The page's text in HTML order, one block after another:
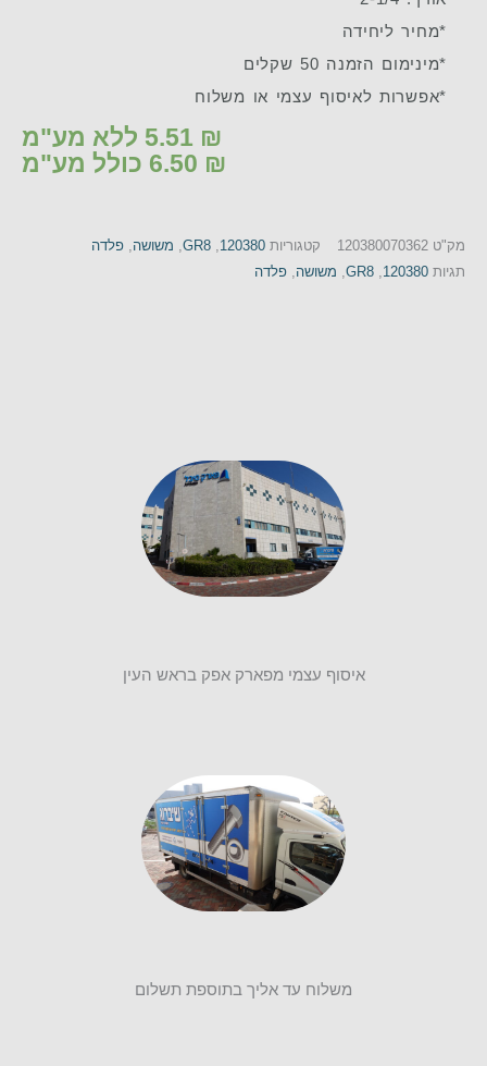
*מחיר ליחידה
*מינימום הזמנה 50 שקלים
*אפשרות לאיסוף עצמי או משלוח
5.51 ₪
ללא מע"מ
6.50 ₪ כולל מע"מ
מק"ט 120380070362 קטגוריות 120380
,
GR8
, משושה, פלדה
תגיות 120380
,
GR8
, משושה, פלדה
איסוף עצמי מפארק אפק בראש העין
משלוח עד אליך בתוספת תשלום